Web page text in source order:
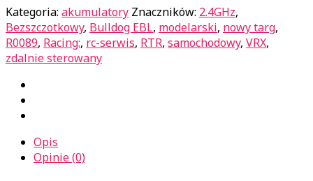
Kategoria: akumulatory Znaczników: 2.4GHz,
Bezszczotkowy, Bulldog EBL, modelarski, nowy targ,
R0089, Racing:, rc-serwis, RTR, samochodowy, VRX,
zdalnie sterowany
Opis
Opinie (0)